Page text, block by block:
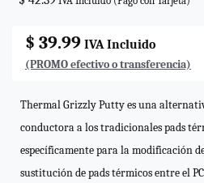
$ 39.99 IVA Incluido
(PROMO efectivo o transferencia)
Thermal Grizzly Putty es una
conductora a los tradicionales pads
específicamente para la modificación
sustitución de pads térmicos entre el